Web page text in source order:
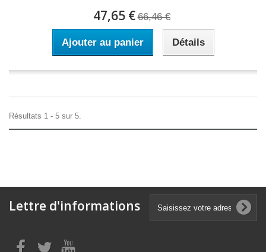
47,65 € 66,46 €
Ajouter au panier Détails
Résultats 1 - 5 sur 5.
Lettre d'informations